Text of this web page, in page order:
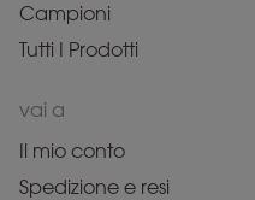
Campioni
Tutti I Prodotti
vai a
Il mio conto
Spedizione e resi